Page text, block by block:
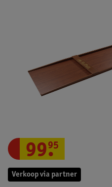
Verkoop via partner
99.
95